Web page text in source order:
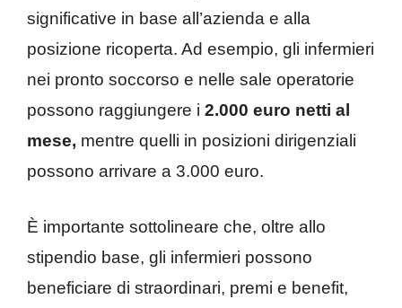
significative in base all’azienda e alla
posizione ricoperta. Ad esempio, gli infermieri
nei pronto soccorso e nelle sale operatorie
possono raggiungere i 2.000 euro netti al
mese, mentre quelli in posizioni dirigenziali
possono arrivare a 3.000 euro.
È importante sottolineare che, oltre allo
stipendio base, gli infermieri possono
beneficiare di straordinari, premi e benefit,